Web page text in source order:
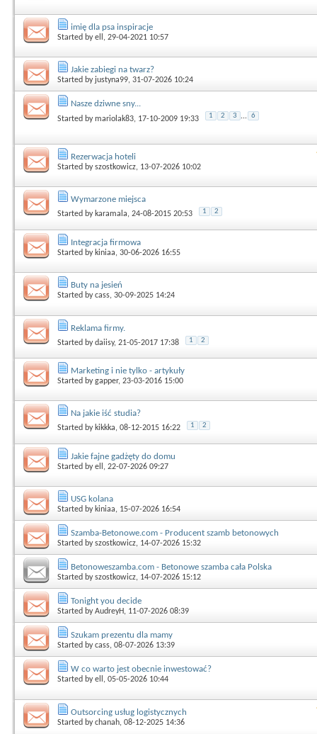
imię dla psa inspiracje
Started byell , 29-04-2021 10:57
Jakie zabiegi na twarz?
Started by justyna99, 31-07-2026 10:24
Nasze dziwne sny...
Started bymariolak83, 17-10-2009 19:33 1 2 3 ... 6
Rezerwacja hoteli
Started byszostkowicz, 13-07-2026 10:02
Wymarzone miejsca
Started by karamala, 24-08-2015 20:53 1 2
Integracja firmowa
Started by kiniaa, 30-06-2026 16:55
Buty na jesień
Started bycass, 30-09-2025 14:24
Reklama firmy.
Started bydaiisy, 21-05-2017 17:38 1 2
Marketing i nie tylko - artykuły
Started bygapper, 23-03-2016 15:00
Na jakie iść studia?
Started bykikkka, 08-12-2015 16:22 1 2
Jakie fajne gadżęty do domu
Started byell , 22-07-2026 09:27
USG kolana
Started by kiniaa, 15-07-2026 16:54
Szamba-Betonowe.com - Producent szamb betonowych
Started byszostkowicz, 14-07-2026 15:32
Betonoweszamba.com - Betonowe szamba cała Polska
Started byszostkowicz, 14-07-2026 15:12
Tonight you decide
Started byAudreyH, 11-07-2026 08:39
Szukam prezentu dla mamy
Started bycass, 08-07-2026 13:39
W co warto jest obecnie inwestować?
Started byell , 05-05-2026 10:44
Outsorcing usług logistycznych
Started bychanah, 08-12-2025 14:36